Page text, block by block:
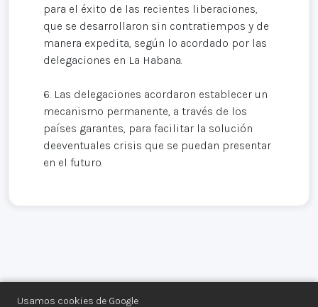
Usamos cookies de Google
para el éxito de las recientes liberaciones,
que se desarrollaron sin contratiempos y de
manera expedita, según lo acordado por las
delegaciones en La Habana.
6. Las delegaciones acordaron establecer un
mecanismo permanente, a través de los
países garantes, para facilitar la solución
deeventuales crisis que se puedan presentar
en el futuro.